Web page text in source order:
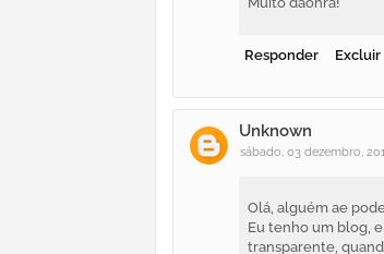
Responder Excluir
Unknown
sábado, 03 dezembro,
Olá, alguém ae
Eu tenho um blog,
transparente,